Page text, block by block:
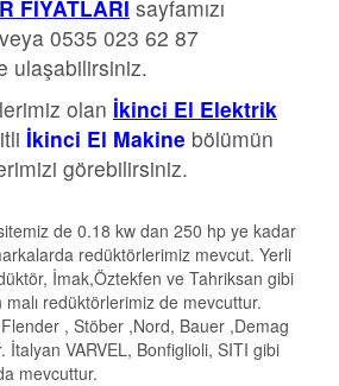
FİYATLARI sayfamızı
0535 023 62 87
ulaşabilirsiniz.
olan İkinci El Elektrik
İkinci El Makine bölümün
görebilirsiniz.
de 0.18 kw dan 250 hp ye kadar
redüktörlerimiz mevcut. Yerli
İmak,Öztekfen ve Tahriksan gibi
malı redüktörlerimiz de mevcuttur.
, Stöber ,Nord, Bauer ,Demag
İtalyan VARVEL, Bonfiglioli, SITI gibi
mevcuttur.